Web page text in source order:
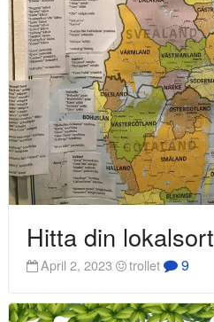
Hitta din lokalsort
April 2, 2023 trollet 9